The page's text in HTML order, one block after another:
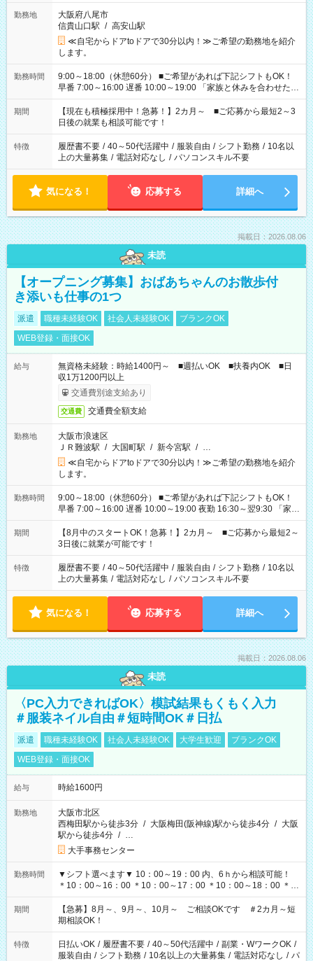
勤務地
大阪府八尾市
信貴山口駅 / 高安山駅
≪自宅からドアtoドアで30分以内！≫ご希望の勤務地を紹介
します。
勤務時間
9:00～18:00（休憩60分） ■ご希望があれば下記シフトもOK！
早番 7:00～16:00 遅番 10:00～19:00 「家族と休みを合わせた
い」 「余裕を持って夕飯の準備がしたい」 「できれば残業はし
たくない」 など、ご希望を教えてくださいね。 ※Wワーク希望
の方へ 今ご覧のお仕事で希望する勤務時間と、もう1つのお仕事
の勤務時間。 合計で週40時間を超える場合は応募できません。
期間
【現在も積極採用中！急募！】2カ月～ ■ご応募から最短2～3
日後の就業も相談可能です！
特徴 履歴書不要 / 40～50代活躍中 / 服装自由 / シフト勤務 / 10名以
上の大量募集 / 電話対応なし / パソコンスキル不要
気になる！ 応募する 詳細へ
掲載日：2026.08.06
未読
【オープニング募集】おばあちゃんのお散歩付
き添いも仕事の1つ
派遣 職種未経験OK 社会人未経験OK
ブランクOK
WEB登録・面接OK
給与
無資格未経験：時給1400円～ ■週払いOK ■扶養内OK ■日
収1万1200円以上
交通費別途支給あり
交通費 交通費全額支給
勤務地
大阪市浪速区
ＪＲ難波駅 / 大国町駅 / 新今宮駅 / …
≪自宅からドアtoドアで30分以内！≫ご希望の勤務地を紹介
します。
勤務時間
9:00～18:00（休憩60分） ■ご希望があれば下記シフトもOK！
早番 7:00～16:00 遅番 10:00～19:00 夜勤 16:30～翌9:30 「家族
と休みを合わせたい」 「余裕を持って夕飯の準備がしたい」
「できれば残業はしたくない」 など、ご希望を教えてください
ね。 ※Wワーク希望の方へ 今ご覧のお仕事で希望する勤務時間
と、もう1つのお仕事の勤務時間。 合計で週40時間を超える場
合は応募できません。
期間
【8月中のスタートOK！急募！】2カ月～ ■ご応募から最短2～
3日後に就業が可能です！
特徴 履歴書不要 / 40～50代活躍中 / 服装自由 / シフト勤務 / 10名以
上の大量募集 / 電話対応なし / パソコンスキル不要
気になる！ 応募する 詳細へ
掲載日：2026.08.06
未読
〈PC入力できればOK〉模試結果もくもく入力
＃服装ネイル自由＃短時間OK＃日払
派遣 職種未経験OK 社会人未経験OK 大学生歓迎
ブランクOK
WEB登録・面接OK
給与 時給1600円
勤務地
大阪市北区
西梅田駅から徒歩3分 / 大阪梅田(阪神線)駅から徒歩4分 / 大阪
駅から徒歩4分 / …
大手事務センター
勤務時間
▼シフト選べます▼ 10：00～19：00 内、6ｈから相談可能！
＊10：00～16：00 ＊10：00～17：00 ＊10：00～18：00 ＊
11：00～19：00 ＊12：00～19：00 ＊13：00～19：00
期間
【急募】8月～、9月～、10月～ ご相談OKです ＃2カ月～短
期相談OK！
特徴 日払いOK / 履歴書不要 / 40～50代活躍中 / 副業・WワークOK /
服装自由 / シフト勤務 / 10名以上の大量募集 / 電話対応なし / パ